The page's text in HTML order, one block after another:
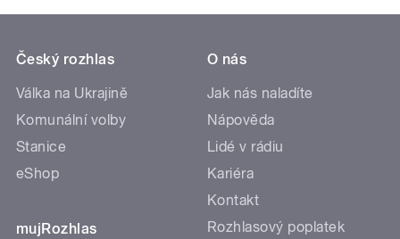
Český rozhlas
Válka na Ukrajině
Komunální volby
Stanice
eShop
mujRozhlas
O nás
Jak nás naladíte
Nápověda
Lidé v rádiu
Kariéra
Kontakt
Rozhlasový poplatek